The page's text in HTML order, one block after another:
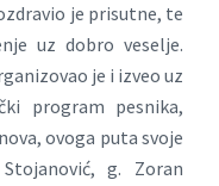
je prisutne, te
uz dobro veselje.
je i izveo uz
program pesnika,
ovoga puta svoje
g. Zoran